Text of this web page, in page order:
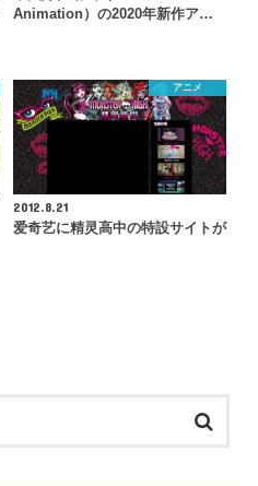
Animation）の2020年新作ア…
アニメ
2012.8.21
爱奇艺に精灵高中の特設サイトが